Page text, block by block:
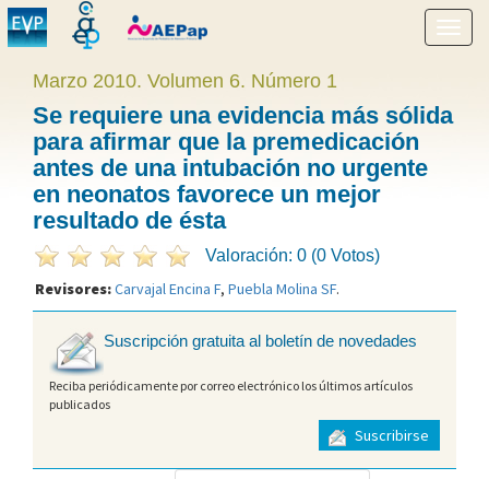
menú
Marzo 2010. Volumen 6. Número 1
Se requiere una evidencia más sólida
para afirmar que la premedicación
antes de una intubación no urgente
en neonatos favorece un mejor
resultado de ésta
Valoración: 0 (0 Votos)
Revisores:Carvajal Encina F, Puebla Molina SF.
Suscripción gratuita al boletín de novedades
Reciba periódicamente por correo electrónico los últimos artículos
publicados
Suscribirse